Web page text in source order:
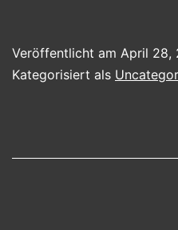
KI
Veröffentlicht am April 28,
Kategorisiert als